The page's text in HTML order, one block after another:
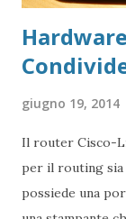
giugno 19, 2014
Il router Cisco-
per il routing sia
possiede una